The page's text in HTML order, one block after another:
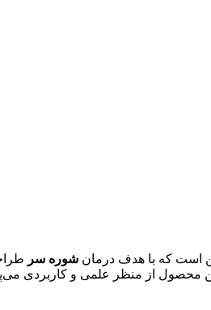
است که با هدف درمان شوره سر
محصول از منظر علمی و کاربردی